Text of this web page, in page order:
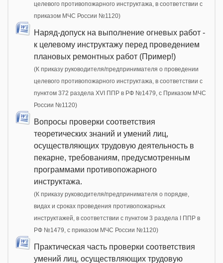
целевого противопожарного инструктажа, в соответствии с
приказом МЧС России №1120)
Наряд-допуск на выполнение огневых работ -
к целевому инструктажу перед проведением
плановых ремонтных работ (Пример!)
(К приказу руководителя/предпринимателя о проведении
целевого противопожарного инструктажа, в соответствии с
пунктом 372 раздела XVI ППР в РФ №1479, c Приказом МЧС
России №1120)
Вопросы проверки соответствия
теоретических знаний и умений лиц,
осуществляющих трудовую деятельность в
пекарне, требованиям, предусмотренным
программами противопожарного
инструктажа.
(К приказу руководителя/предпринимателя о порядке,
видах и сроках проведения противопожарных
инструктажей, в соответствии с пунктом 3 раздела I ППР в
РФ №1479, с приказом МЧС России №1120)
Практическая часть проверки соответствия
умений лиц, осуществляющих трудовую